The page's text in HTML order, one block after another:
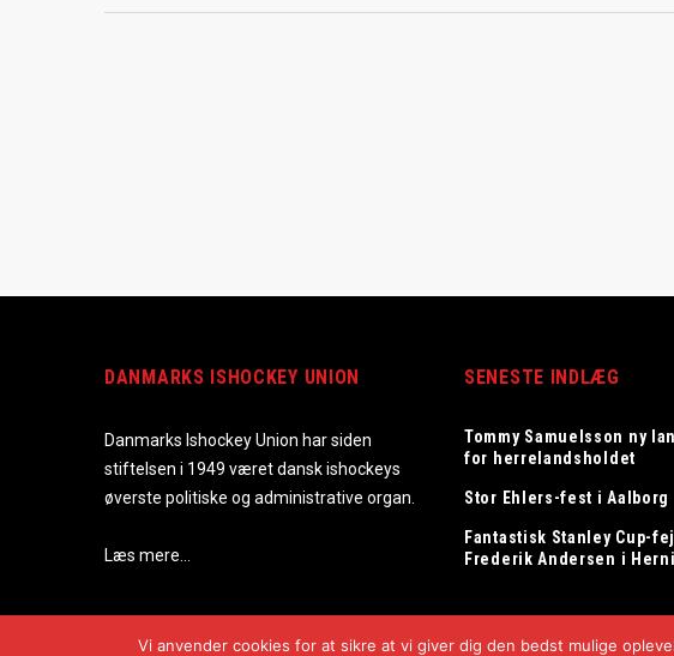
DANMARKS ISHOCKEY UNION
Danmarks Ishockey Union har siden
stiftelsen i 1949 været dansk ishockeys
øverste politiske og administrative organ.
Læs mere…
SENESTE INDLÆG
Tommy Samuelsson ny
for herrelandsholdet
Stor Ehlers-fest i Aalborg
Fantastisk Stanley Cup-
Frederik Andersen i
Vi anvender cookies for at sikre at vi giver dig den bedst mulige